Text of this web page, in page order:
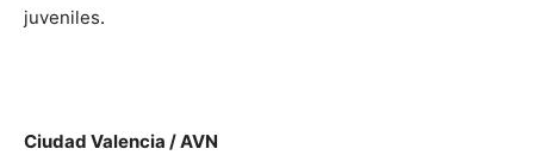
juveniles.
Ciudad Valencia / AVN